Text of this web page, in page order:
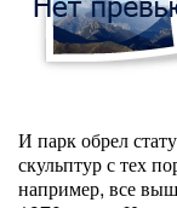
И парк обрел
скульптур с тех
например, все